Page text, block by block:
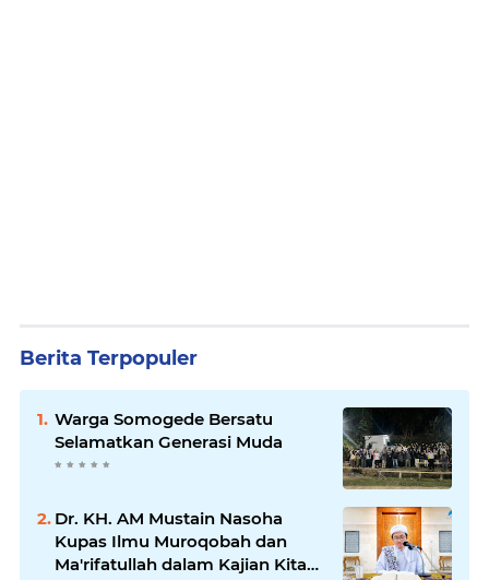
Berita Terpopuler
Warga Somogede Bersatu
Selamatkan Generasi Muda
Dr. KH. AM Mustain Nasoha
Kupas Ilmu Muroqobah dan
Ma'rifatullah dalam Kajian Kitab